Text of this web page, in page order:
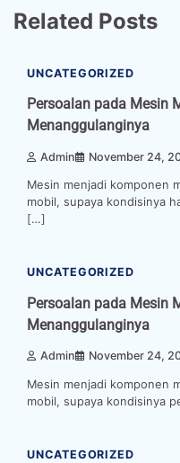
Related Posts
UNCATEGORIZED
Persoalan pada Mesin
Menanggulanginya
Admin November 24,
Mesin menjadi komponen
mobil, supaya kondisinya
[…]
UNCATEGORIZED
Persoalan pada Mesin
Menanggulanginya
Admin November 24,
Mesin menjadi komponen
mobil, supaya kondisinya
UNCATEGORIZED